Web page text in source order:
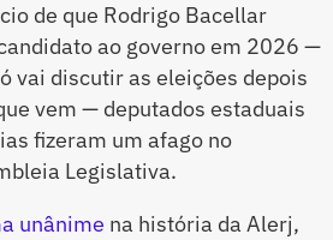
de que Rodrigo Bacellar
ao governo em 2026 —
vai discutir as eleições depois
vem — deputados estaduais
fizeram um afago no
Legislativa.
unânime na história da Alerj,